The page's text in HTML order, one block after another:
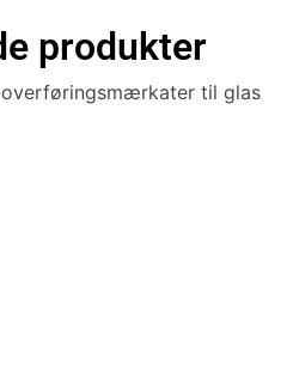
produkter